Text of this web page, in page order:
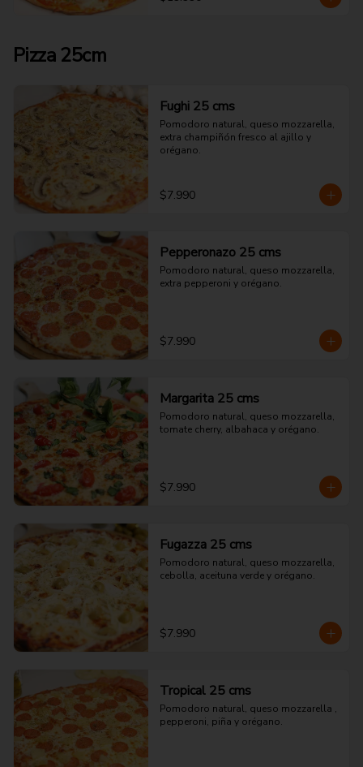
Pizza 25cm
Fughi 25 cms
Pomodoro natural, queso mozzarella,
extra champiñón fresco al ajillo y
orégano.
$7.990
Pepperonazo 25 cms
Pomodoro natural, queso mozzarella,
extra pepperoni y orégano.
$7.990
Margarita 25 cms
Pomodoro natural, queso mozzarella,
tomate cherry, albahaca y orégano.
$7.990
Fugazza 25 cms
Pomodoro natural, queso mozzarella,
cebolla, aceituna verde y orégano.
$7.990
Tropical 25 cms
Pomodoro natural, queso mozzarella ,
pepperoni, piña y orégano.